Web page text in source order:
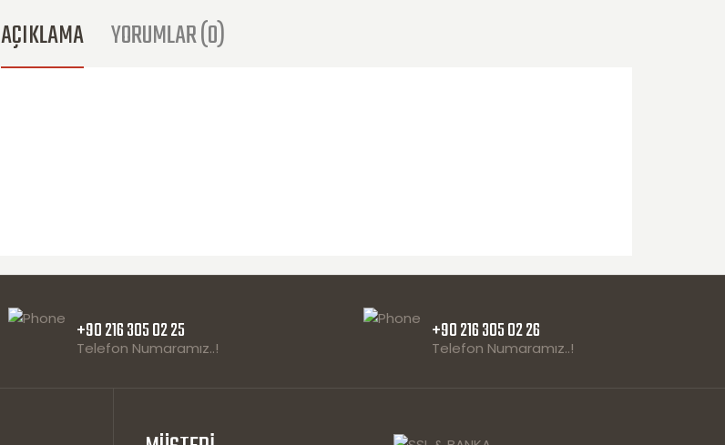
AÇIKLAMA YORUMLAR (0)
+90 216 305 02 25
Telefon Numaramız..!
+90 216 305 02 26
Telefon Numaramız..!